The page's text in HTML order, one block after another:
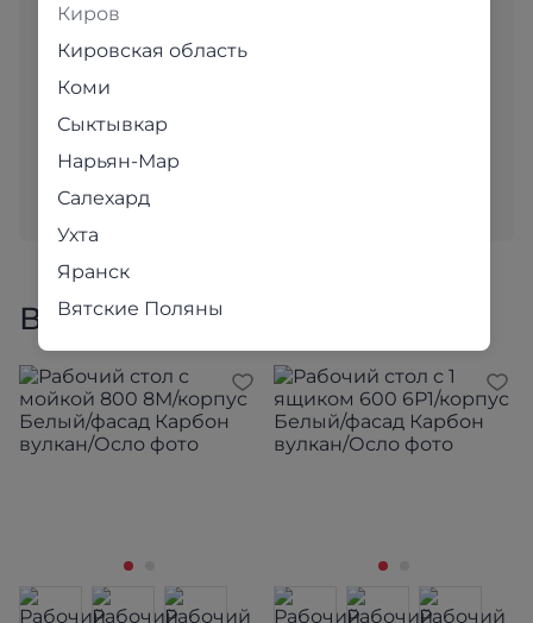
«вживую»?
В наших уютных магазинах для вас с большим
Приходите и убедитесь в качестве наших товаров
лично!
Все товары коллекции
Киров
Кировская область
Коми
Сыктывкар
Нарьян-Мар
Салехард
Ухта
Яранск
Вятские Поляны